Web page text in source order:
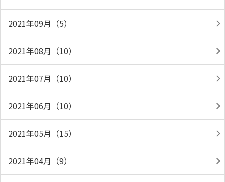
2021年09月（5）
2021年08月（10）
2021年07月（10）
2021年06月（10）
2021年05月（15）
2021年04月（9）